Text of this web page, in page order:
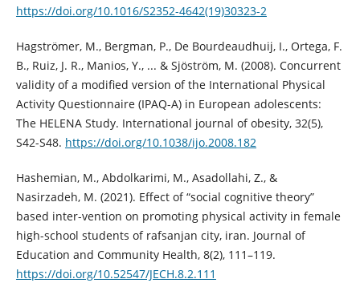
https://doi.org/10.1016/S2352-4642(19)30323-2
Hagströmer, M., Bergman, P., De Bourdeaudhuij, I., Ortega, F.
B., Ruiz, J. R., Manios, Y., ... & Sjöström, M. (2008). Concurrent
validity of a modified version of the International Physical
Activity Questionnaire (IPAQ-A) in European adolescents:
The HELENA Study. International journal of obesity, 32(5),
S42-S48. https://doi.org/10.1038/ijo.2008.182
Hashemian, M., Abdolkarimi, M., Asadollahi, Z., &
Nasirzadeh, M. (2021). Effect of “social cognitive theory”
based inter-vention on promoting physical activity in female
high-school students of rafsanjan city, iran. Journal of
Education and Community Health, 8(2), 111–119.
https://doi.org/10.52547/JECH.8.2.111